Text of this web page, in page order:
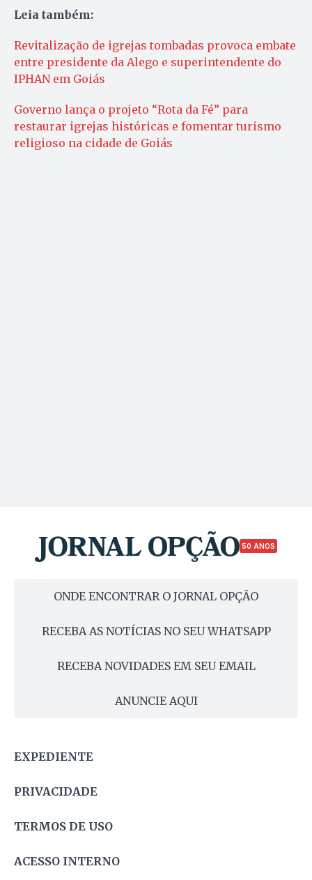
Leia também:
Revitalização de igrejas tombadas provoca embate
entre presidente da Alego e superintendente do
IPHAN em Goiás
Governo lança o projeto “Rota da Fé” para
restaurar igrejas históricas e fomentar turismo
religioso na cidade de Goiás
50 ANOS
ONDE ENCONTRAR O JORNAL OPÇÃO
RECEBA AS NOTÍCIAS NO SEU WHATSAPP
RECEBA NOVIDADES EM SEU EMAIL
ANUNCIE AQUI
EXPEDIENTE
PRIVACIDADE
TERMOS DE USO
ACESSO INTERNO